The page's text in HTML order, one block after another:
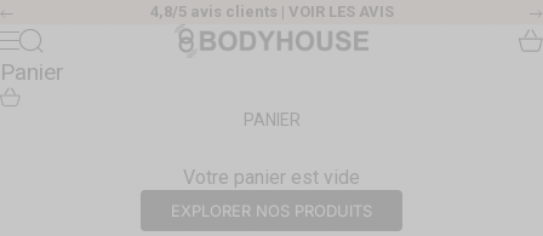
Passer au contenu
Précédent 4,8/5 avis clients | VOIR LES AVIS
Body House
Menu
Recherche
Panier
PANIER
Votre panier est vide
EXPLORER NOS PRODUITS